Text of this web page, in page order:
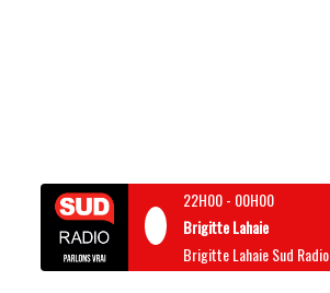
22H00- 00H00
Brigitte Lahaie
Brigitte Lahaie Sud Radio